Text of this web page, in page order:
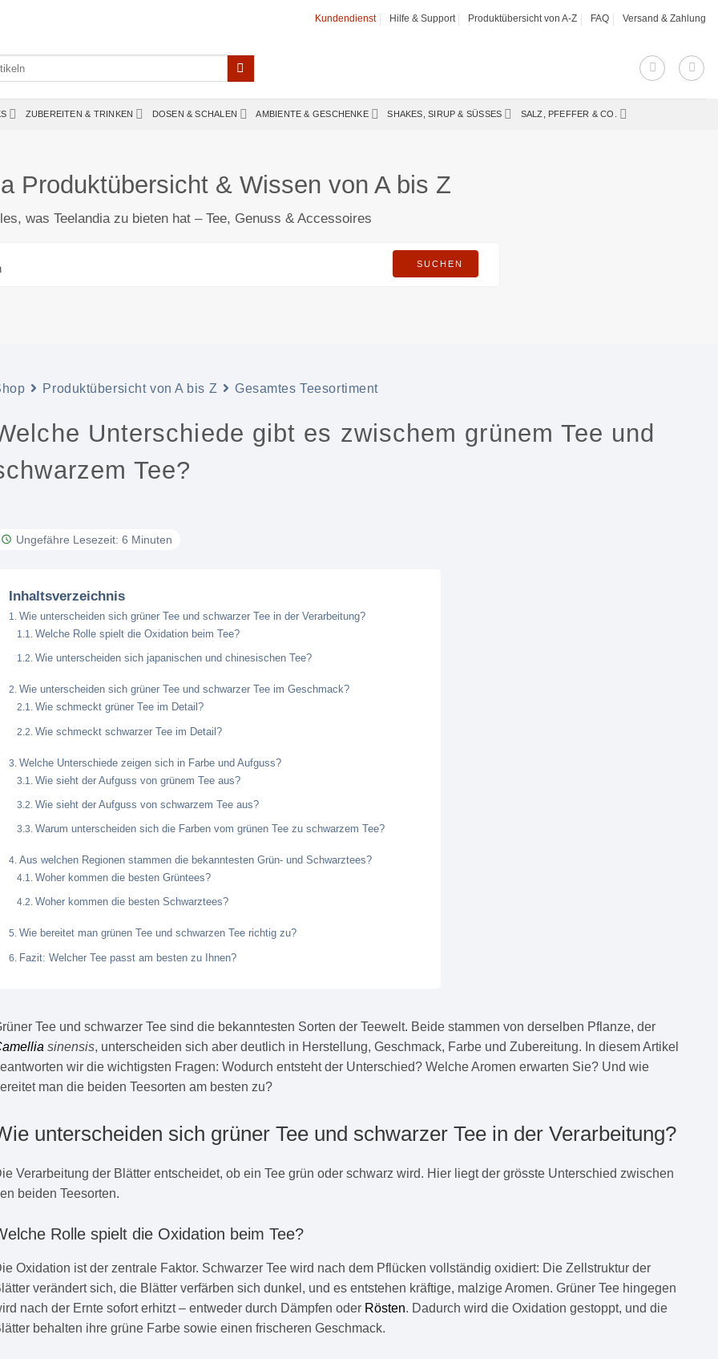
Kundendienst Hilfe & Support Produktübersicht von A-Z FAQ Versand & Zahlung
ZUBEREITEN & TRINKEN DOSEN & SCHALEN AMBIENTE & GESCHENKE SHAKES, SIRUP & SÜSSES SALZ, PFEFFER & CO.
Produktübersicht & Wissen von A bis Z
was Teelandia zu bieten hat – Tee, Genuss & Accessoires
Produktübersicht von A bis Z Gesamtes Teesortiment
Unterschiede gibt es zwischem grünem Tee und
Tee?
Ungefähre Lesezeit: 6 Minuten
Inhaltsverzeichnis
Wie unterscheiden sich grüner Tee und schwarzer Tee in der Verarbeitung?
Welche Rolle spielt die Oxidation beim Tee?
Wie unterscheiden sich japanischen und chinesischen Tee?
Wie unterscheiden sich grüner Tee und schwarzer Tee im Geschmack?
Wie schmeckt grüner Tee im Detail?
Wie schmeckt schwarzer Tee im Detail?
Welche Unterschiede zeigen sich in Farbe und Aufguss?
Wie sieht der Aufguss von grünem Tee aus?
Wie sieht der Aufguss von schwarzem Tee aus?
Warum unterscheiden sich die Farben vom grünen Tee zu schwarzem Tee?
Aus welchen Regionen stammen die bekanntesten Grün- und Schwarztees?
Woher kommen die besten Grüntees?
Woher kommen die besten Schwarztees?
Wie bereitet man grünen Tee und schwarzen Tee richtig zu?
Fazit: Welcher Tee passt am besten zu Ihnen?
Tee und schwarzer Tee sind die bekanntesten Sorten der Teewelt. Beide stammen von derselben Pflanze, der
sinensis, unterscheiden sich aber deutlich in Herstellung, Geschmack, Farbe und Zubereitung. In diesem Artikel
wir die wichtigsten Fragen: Wodurch entsteht der Unterschied? Welche Aromen erwarten Sie? Und wie
man die beiden Teesorten am besten zu?
unterscheiden sich grüner Tee und schwarzer Tee in der Verarbeitung?
Verarbeitung der Blätter entscheidet, ob ein Tee grün oder schwarz wird. Hier liegt der grösste Unterschied zwischen
beiden Teesorten.
Rolle spielt die Oxidation beim Tee?
Oxidation ist der zentrale Faktor. Schwarzer Tee wird nach dem Pflücken vollständig oxidiert: Die Zellstruktur der
verändert sich, die Blätter verfärben sich dunkel, und es entstehen kräftige, malzige Aromen. Grüner Tee hingegen
nach der Ernte sofort erhitzt – entweder durch Dämpfen oder Rösten. Dadurch wird die Oxidation gestoppt, und die
behalten ihre grüne Farbe sowie einen frischeren Geschmack.